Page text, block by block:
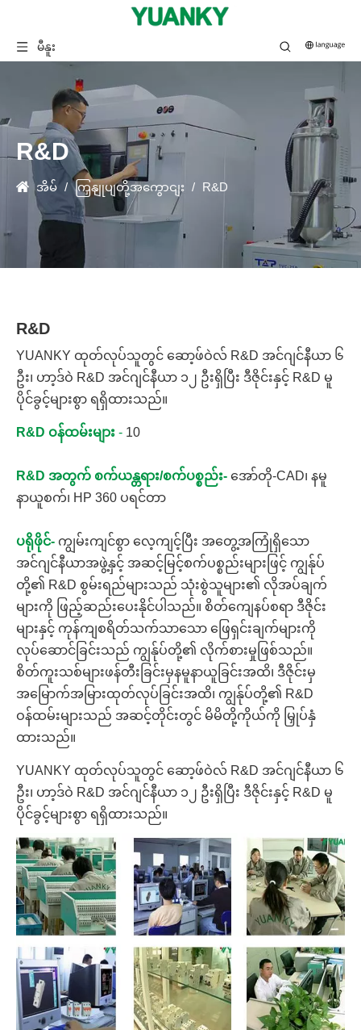
မီနူး
R&D
အိမ် / ကြှနျုပျတို့အကွောငျး / R&D
R&D
YUANKY ထုတ်လုပ်သူတွင် ဆော့ဖ်ဝဲလ် R&D အင်ဂျင်နီယာ ၆
ဦး၊ ဟာ့ဒ်ဝဲ R&D အင်ဂျင်နီယာ ၁၂ ဦးရှိပြီး ဒီဇိုင်းနှင့် R&D မူ
ပိုင်ခွင့်များစွာ ရရှိထားသည်။
R&D ဝန်ထမ်းများ - 10
R&D အတွက် စက်ယန္တရား/စက်ပစ္စည်း- အော်တို-CAD၊ နမူ
နာယူစက်၊ HP 360 ပရင်တာ
ပရိုဖိုင်- ကျွမ်းကျင်စွာ လေ့ကျင့်ပြီး အတွေ့အကြုံရှိသော
အင်ဂျင်နီယာအဖွဲ့နှင့် အဆင့်မြင့်စက်ပစ္စည်းများဖြင့် ကျွန်ုပ်
တို့၏ R&D စွမ်းရည်များသည် သုံးစွဲသူများ၏ လိုအပ်ချက်
များကို ဖြည့်ဆည်းပေးနိုင်ပါသည်။ စိတ်ကျေနပ်စရာ ဒီဇိုင်း
များနှင့် ကုန်ကျစရိတ်သက်သာသော ဖြေရှင်းချက်များကို
လုပ်ဆောင်ခြင်းသည် ကျွန်ုပ်တို့၏ လိုက်စားမှုဖြစ်သည်။
စိတ်ကူးသစ်များဖန်တီးခြင်းမှနမူနာယူခြင်းအထိ၊ ဒီဇိုင်းမှ
အမြောက်အမြားထုတ်လုပ်ခြင်းအထိ၊ ကျွန်ုပ်တို့၏ R&D
ဝန်ထမ်းများသည် အဆင့်တိုင်းတွင် မိမိတို့ကိုယ်ကို မြှုပ်နှံ
ထားသည်။
YUANKY ထုတ်လုပ်သူတွင် ဆော့ဖ်ဝဲလ် R&D အင်ဂျင်နီယာ ၆
ဦး၊ ဟာ့ဒ်ဝဲ R&D အင်ဂျင်နီယာ ၁၂ ဦးရှိပြီး ဒီဇိုင်းနှင့် R&D မူ
ပိုင်ခွင့်များစွာ ရရှိထားသည်။